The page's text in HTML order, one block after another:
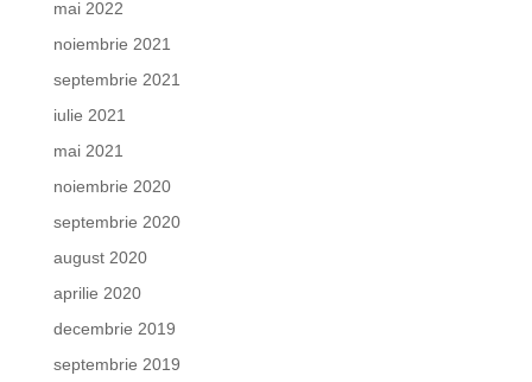
mai 2022
noiembrie 2021
septembrie 2021
iulie 2021
mai 2021
noiembrie 2020
septembrie 2020
august 2020
aprilie 2020
decembrie 2019
septembrie 2019